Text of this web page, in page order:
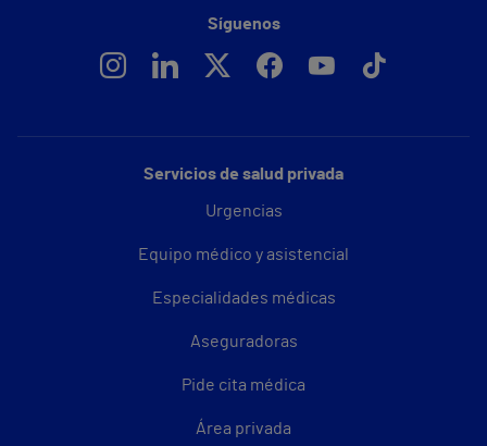
Servicios de salud privada
Urgencias
Equipo médico y asistencial
Especialidades médicas
Aseguradoras
Pide cita médica
Área privada
Síguenos